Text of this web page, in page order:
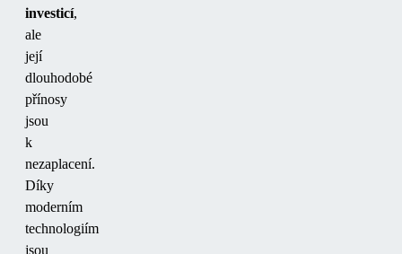
investicí,
ale
její
dlouhodobé
přínosy
jsou
k
nezaplacení.
Díky
moderním
technologiím
jsou